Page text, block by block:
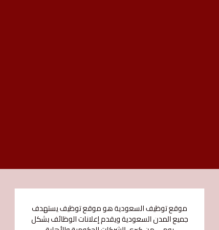
موقع توظيف السعودية هو موقع توظيف يستهدف
جميع المدن السعودية ويقدم إعلانات الوظائف بشكل